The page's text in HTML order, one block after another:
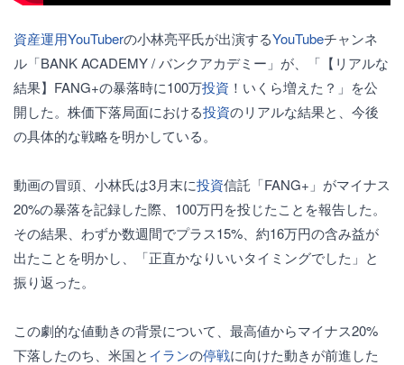
資産運用YouTuberの小林亮平氏が出演するYouTubeチャンネ
ル「BANK ACADEMY / バンクアカデミー」が、「【リアルな
結果】FANG+の暴落時に100万投資 ！いくら増えた？」を公
開した。株価下落局面における投資のリアルな結果と、今後
の具体的な戦略を明かしている。
動画の冒頭、小林氏は3月末に投資信託「FANG+」がマイナス
20%の暴落を記録した際、100万円を投じたことを報告した。
その結果、わずか数週間でプラス15%、約16万円の含み益が
出たことを明かし、「正直かなりいいタイミングでした」と
振り返った。
この劇的な値動きの背景について、最高値からマイナス20%
下落したのち、米国とイランの停戦に向けた動きが前進した